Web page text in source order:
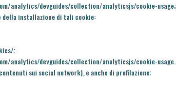
analytics/devguides/collection/analyticsjs/cookie-usage;
della installazione di tali cookie:
;
analytics/devguides/collection/analyticsjs/cookie-usage.
sui social network), e anche di profilazione: